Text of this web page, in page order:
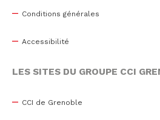
Conditions générales
Accessibilité
LES SITES DU GROUPE CCI
CCI de Grenoble